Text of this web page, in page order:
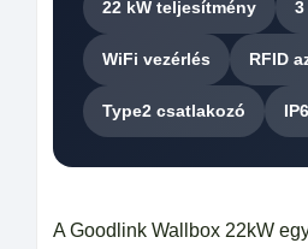
22 kW teljesítmény 3
WiFi vezérlés RFID
Type2 csatlakozó
A Goodlink Wallbox 22kW